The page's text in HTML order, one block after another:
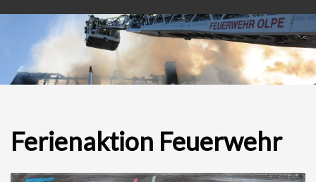
Ferienaktion Feuerwehr